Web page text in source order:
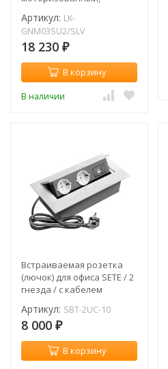
Артикул: LK-
GNM03SU2/SLV
18 230 ₽
В корзину
В наличии
Встраиваемая розетка
(лючок) для офиса SETE / 2
гнезда / с кабелем
Артикул: SBT-2UC-10
8 000 ₽
В корзину